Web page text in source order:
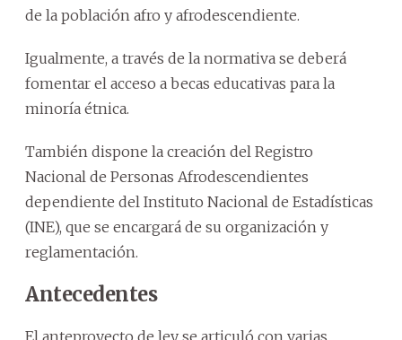
de la población afro y afrodescendiente.
Igualmente, a través de la normativa se deberá
fomentar el acceso a becas educativas para la
minoría étnica.
También dispone la creación del Registro
Nacional de Personas Afrodescendientes
dependiente del Instituto Nacional de Estadísticas
(INE), que se encargará de su organización y
reglamentación.
Antecedentes
El anteproyecto de ley se articuló con varias